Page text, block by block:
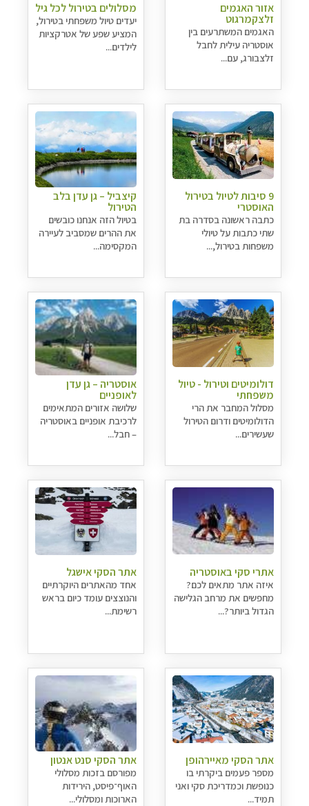
אזור האגמים
זלצקמרגוט
האגמים המשתרעים בין
אוסטריה עילית לחבל
זלצבורג, עם...
מסלולים בטירול לכל גיל
יעדים טיול משפחתי בטירול,
המציע שפע של אטרקציות
לילדים...
9 סיבות לטיול בטירול
האוסטרי
כתבה ראשונה בסדרה בת
שתי כתבות על טיולי
משפחות בטירול,...
קיצביל – גן עדן בלב
הטירול
בטיול הזה אנחנו כובשים
את ההרים שמסביב לעיירה
המקסימה...
דולומיטים וטירול - טיול
משפחתי
מסלול המחבר את הרי
הדולומיטים ודרום הטירול
שעשירים...
אוסטריה – גן עדן
לאופניים
שלושה אזורים המתאימים
לרכיבת אופניים באוסטריה
– חבל...
אתרי סקי באוסטריה
איזה אתר מתאים לכם?
מחפשים את מרחב הגלישה
הגדול ביותר?...
אתר הסקי אישגל
אחד מהאתרים היוקרתיים
והנוצצים עומד כיום בראש
רשימת...
אתר הסקי מאיירהופן
מספר פעמים ביקרתי בו
כנופשת וכמדריכת סקי ואני
תמיד...
אתר הסקי סנט אנטון
מפורסם בזכות מסלולי
האוף־פיסט, הירידות
הארוכות ומסלולי...